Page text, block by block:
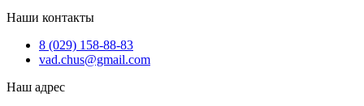
Наши контакты
8 (029) 158-88-83
vad.chus@gmail.com
Наш адрес